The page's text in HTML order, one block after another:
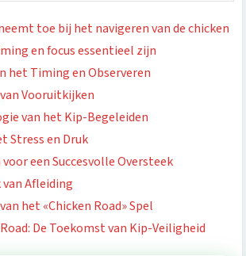
toe bij het navigeren van de chicken
en focus essentieel zijn
het Timing en Observeren
Vooruitkijken
van het Kip-Begeleiden
Stress en Druk
een Succesvolle Oversteek
Afleiding
het «Chicken Road» Spel
De Toekomst van Kip-Veiligheid